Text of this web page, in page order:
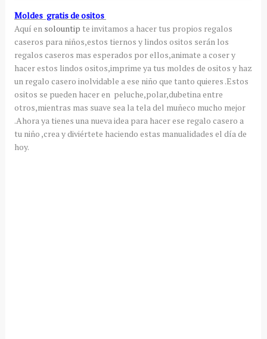
Moldes gratis de ositos
Aquí en solountip te invitamos a hacer tus propios regalos
caseros para niños,estos tiernos y lindos ositos serán los
regalos caseros mas esperados por ellos,animate a coser y
hacer estos lindos ositos,imprime ya tus moldes de ositos y haz
un regalo casero inolvidable a ese niño que tanto quieres .Estos
ositos se pueden hacer en peluche,polar,dubetina entre
otros,mientras mas suave sea la tela del muñeco mucho mejor
.Ahora ya tienes una nueva idea para hacer ese regalo casero a
tu niño ,crea y diviértete haciendo estas manualidades el día de
hoy.